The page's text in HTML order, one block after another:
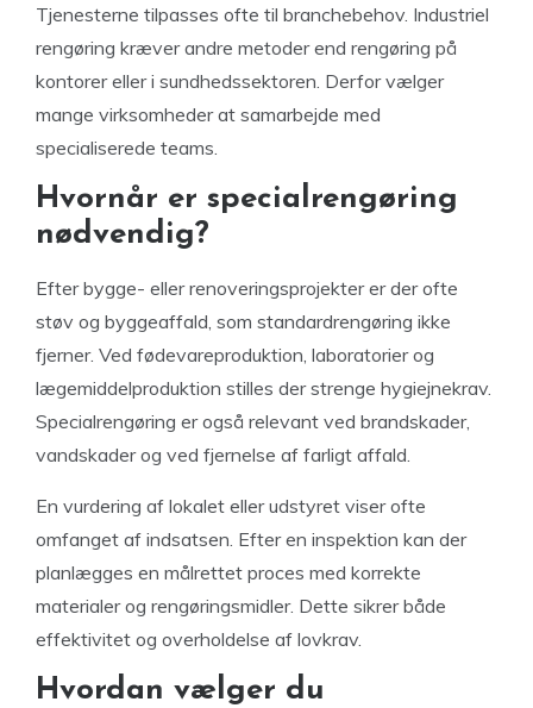
Tjenesterne tilpasses ofte til branchebehov. Industriel
rengøring kræver andre metoder end rengøring på
kontorer eller i sundhedssektoren. Derfor vælger
mange virksomheder at samarbejde med
specialiserede teams.
Hvornår er specialrengøring
nødvendig?
Efter bygge- eller renoveringsprojekter er der ofte
støv og byggeaffald, som standardrengøring ikke
fjerner. Ved fødevareproduktion, laboratorier og
lægemiddelproduktion stilles der strenge hygiejnekrav.
Specialrengøring er også relevant ved brandskader,
vandskader og ved fjernelse af farligt affald.
En vurdering af lokalet eller udstyret viser ofte
omfanget af indsatsen. Efter en inspektion kan der
planlægges en målrettet proces med korrekte
materialer og rengøringsmidler. Dette sikrer både
effektivitet og overholdelse af lovkrav.
Hvordan vælger du